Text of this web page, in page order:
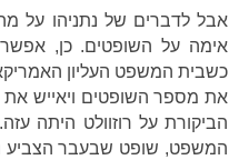
אבל לדברים של נתניהו על
אימה על השופטים. כן,
כשבית המשפט העליון
את מספר השופטים ויאייש את
הביקורת על רוזוולט היתה
המשפט, שופט שבעבר הצביע